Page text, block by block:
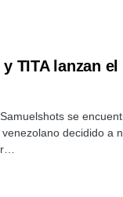
TITA lanzan
se
decidido a